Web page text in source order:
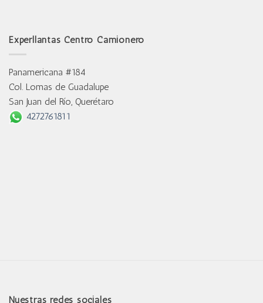
Experllantas Centro Camionero
Panamericana #184
Col. Lomas de Guadalupe
San Juan del Río, Querétaro
4272761811
Nuestras redes sociales